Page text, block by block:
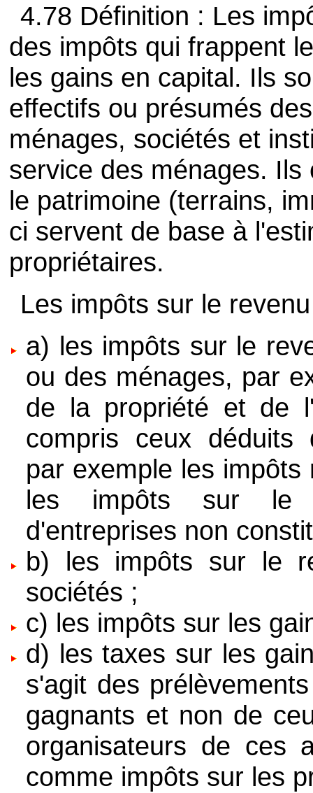
4.78 Définition : Les
des impôts qui frappent
les gains en capital. Ils
effectifs ou présumés
ménages, sociétés et
service des ménages.
le patrimoine (terrains,
ci servent de base à
propriétaires.
Les impôts sur le
a) les impôts sur le
ou des ménages, par
de la propriété et de
compris ceux déduits
par exemple les
les impôts sur le
d'entreprises non
b) les impôts sur le
sociétés ;
c) les impôts sur les
d) les taxes sur les
s'agit des
gagnants et non de
organisateurs de ces
comme impôts sur les